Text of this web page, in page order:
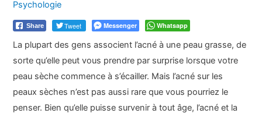
Psychologie
Share Tweet Messenger Whatsapp
La plupart des gens associent l’acné à une peau grasse, de
sorte qu’elle peut vous prendre par surprise lorsque votre
peau sèche commence à s’écailler. Mais l’acné sur les
peaux sèches n’est pas aussi rare que vous pourriez le
penser. Bien qu’elle puisse survenir à tout âge, l’acné et la